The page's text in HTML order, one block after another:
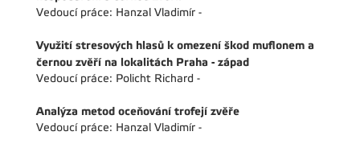
Vedoucí práce: Hanzal Vladimír -
Využití stresových hlasů k omezení škod muflonem a
černou zvěří na lokalitách Praha - západ
Vedoucí práce: Policht Richard -
Analýza metod oceňování trofejí zvěře
Vedoucí práce: Hanzal Vladimír -